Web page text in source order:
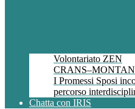
Volontariato ZEN
I Promessi Sposi
percorso
Chatta con IRIS